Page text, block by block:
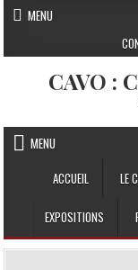
Skip to content
MENU
CAVO :
MENU
ACCUEIL
LE
EXPOSITIONS